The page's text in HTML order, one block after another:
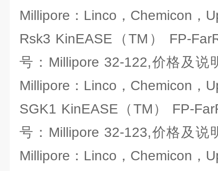
Millipore：Linco，Chemicon，
Rsk3 KinEASE（TM） FP-
号：Millipore 32-122,价格及说
Millipore：Linco，Chemicon，
SGK1 KinEASE（TM） FP-
号：Millipore 32-123,价格及说
Millipore：Linco，Chemicon，